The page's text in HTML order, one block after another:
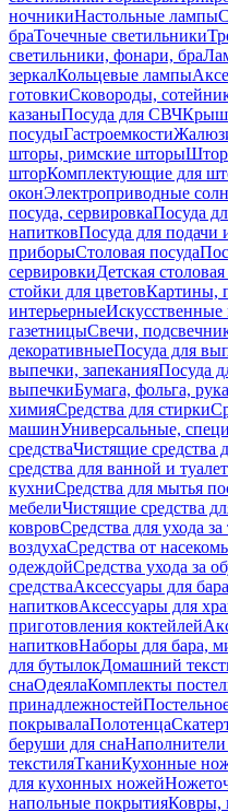
ночникиНастольные лампы
браТочечные светильники
светильники, фонари, бра
зеркалКольцевые лампы
готовкиСковороды,
казаныПосуда для СВЧ
посудыГастроемкости
шторы, римские шторы
шторКомплектующие для
оконЭлектроприводные
посуда, сервировкаПосуда
напитковПосуда для подачи
приборыСтоловая посуда
сервировкиДетская
стойки для цветовКартины,
интерьерныеИскусственные
газетницыСвечи,
декоративныеПосуда для
выпечки, запеканияПосуда
выпечкиБумага, фольга,
химияСредства для стирки
машинУниверсальные,
средстваЧистящие средства
средства для ванной и
кухниСредства для мытья
мебелиЧистящие средства
ковровСредства для ухода
воздухаСредства от
одеждойСредства ухода за
средстваАксессуары для бара
напитковАксессуары для
приготовления коктейлей
напитковНаборы для бара,
для бутылокДомашний
снаОдеялаКомплекты
принадлежностей
покрывалаПолотенца
беруши для сна
текстиляТканиКухонные
для кухонных ножей
напольные покрытияКовры,